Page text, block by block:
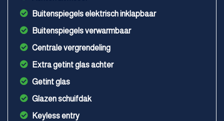
Buitenspiegels elektrisch inklapbaar
Buitenspiegels verwarmbaar
Centrale vergrendeling
Extra getint glas achter
Getint glas
Glazen schuifdak
Keyless entry